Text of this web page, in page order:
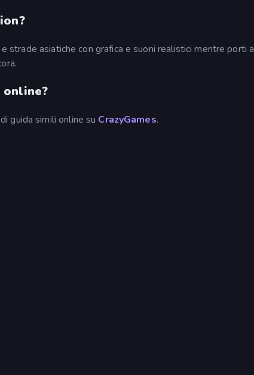
strade asiatiche con grafica e suoni realistici mentre porti a
guida simili online su CrazyGames.